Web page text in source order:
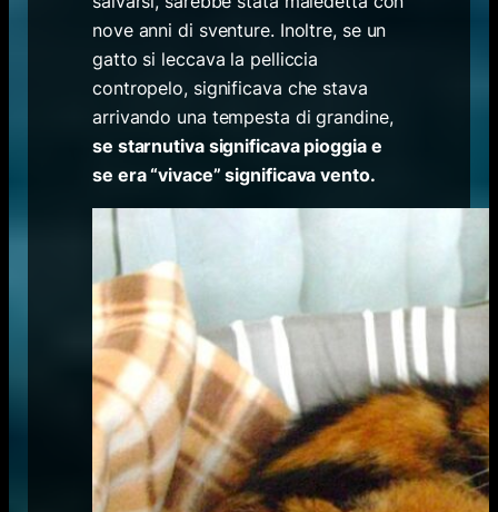
nove anni di sventure. Inoltre, se un
gatto si leccava la pelliccia
contropelo, significava che stava
arrivando una tempesta di grandine,
se starnutiva significava pioggia e
se era “vivace” significava vento.